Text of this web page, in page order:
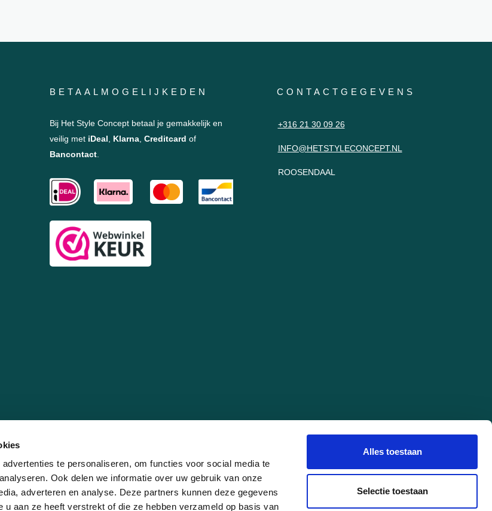
te personaliseren, om functies voor social media te
Ook delen we informatie over uw gebruik van onze
adverteren en analyse. Deze partners kunnen deze gegevens
u aan ze heeft verstrekt of die ze hebben verzameld op basis van
Alles toestaan
Selectie toestaan
BETAALMOGELIJKEDEN
Bij Het Style Concept betaal je gemakkelijk en
veilig met iDeal Klarna, Creditcard of
Bancontact.
CONTACTGEGEVENS
+316 21 30 09 26
INFO@HETSTYLECONCEPT.NL
ROOSENDAAL